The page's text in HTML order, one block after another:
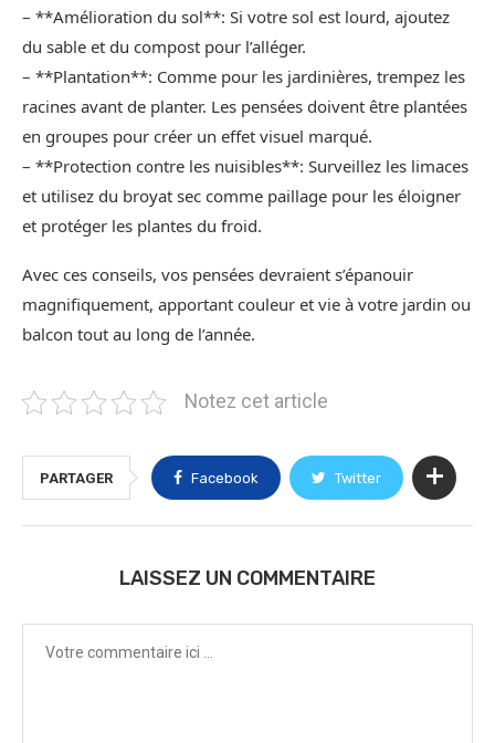
– **Amélioration du sol**: Si votre sol est lourd, ajoutez
du sable et du compost pour l’alléger.
– **Plantation**: Comme pour les jardinières, trempez les
racines avant de planter. Les pensées doivent être plantées
en groupes pour créer un effet visuel marqué.
– **Protection contre les nuisibles**: Surveillez les limaces
et utilisez du broyat sec comme paillage pour les éloigner
et protéger les plantes du froid.
Avec ces conseils, vos pensées devraient s’épanouir
magnifiquement, apportant couleur et vie à votre jardin ou
balcon tout au long de l’année.
Notez cet article
PARTAGER Facebook Twitter
LAISSEZ UN COMMENTAIRE